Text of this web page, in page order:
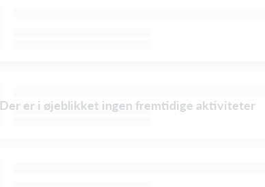
Der er i øjeblikket ingen fremtidige aktiviteter